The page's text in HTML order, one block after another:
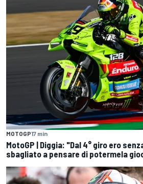
MOTOGP17 min
MotoGP | Diggia: "Dal 4° giro ero
sbagliato a pensare di potermela